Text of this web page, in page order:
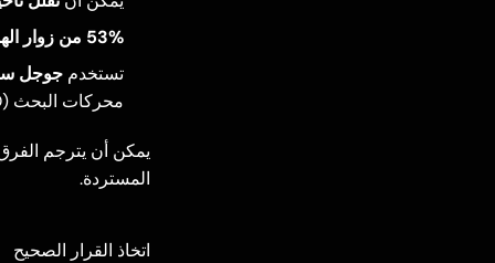
53% من زوار الهواتف المحمولة
تستخدم جوجل
محركات البحث (SEO)
المستردة.
اتخاذ القرار الصحيح